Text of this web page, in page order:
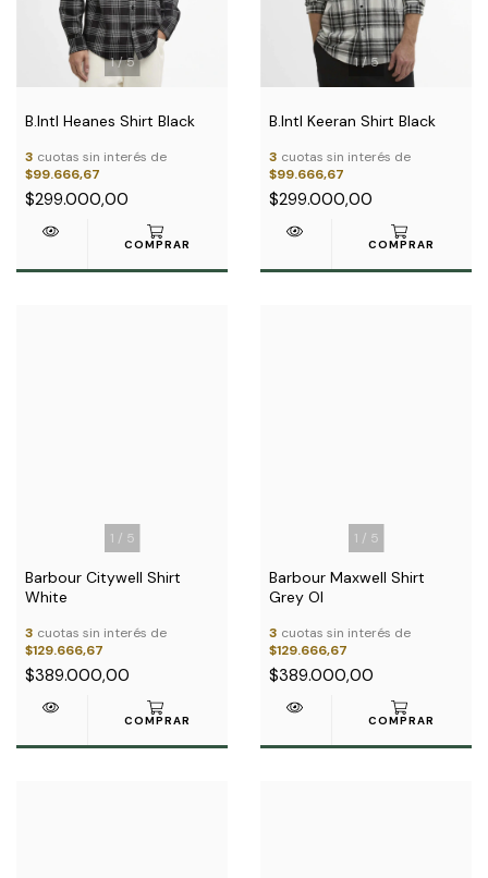
1/5
B.Intl Heanes Shirt Black
3 cuotas sin interés de
$99.666,67
$299.000,00
COMPRAR
1/5
B.Intl Keeran Shirt Black
3 cuotas sin interés de
$99.666,67
$299.000,00
COMPRAR
1 / 5
Barbour Citywell Shirt
White
3 cuotas sin interés de
$129.666,67
$389.000,00
COMPRAR
1 / 5
Barbour Maxwell Shirt
Grey Ol
3 cuotas sin interés de
$129.666,67
$389.000,00
COMPRAR